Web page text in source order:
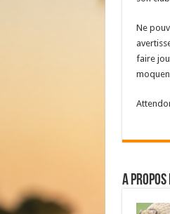
Ne
faire
A propos